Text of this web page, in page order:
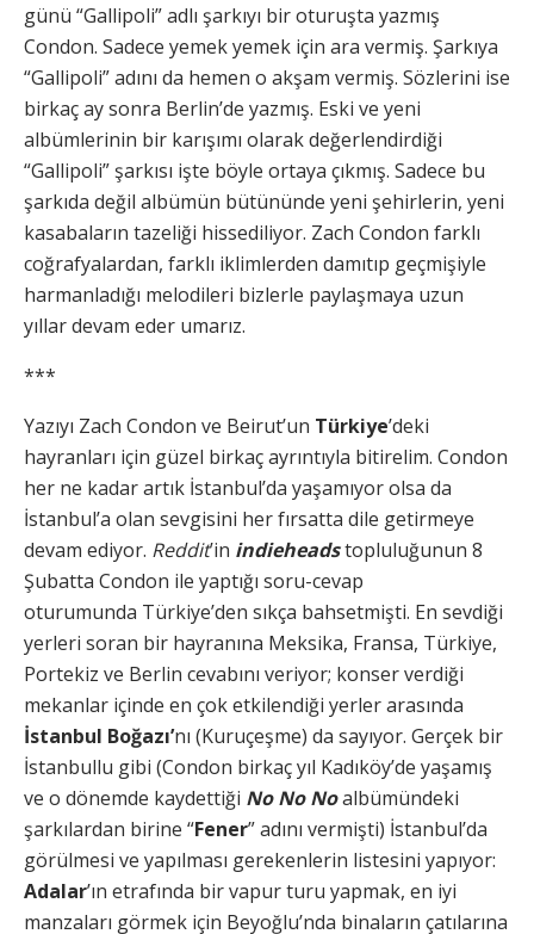
günü “Gallipoli” adlı şarkıyı bir oturuşta yazmış
Condon. Sadece yemek yemek için ara vermiş. Şarkıya
“Gallipoli” adını da hemen o akşam vermiş. Sözlerini ise
birkaç ay sonra Berlin’de yazmış. Eski ve yeni
albümlerinin bir karışımı olarak değerlendirdiği
“Gallipoli” şarkısı işte böyle ortaya çıkmış. Sadece bu
şarkıda değil albümün bütününde yeni şehirlerin, yeni
kasabaların tazeliği hissediliyor. Zach Condon farklı
coğrafyalardan, farklı iklimlerden damıtıp geçmişiyle
harmanladığı melodileri bizlerle paylaşmaya uzun
yıllar devam eder umarız.
***
Yazıyı Zach Condon ve Beirut’un Türkiye’deki
hayranları için güzel birkaç ayrıntıyla bitirelim. Condon
her ne kadar artık İstanbul’da yaşamıyor olsa da
İstanbul’a olan sevgisini her fırsatta dile getirmeye
devam ediyor. Reddit’in indieheadstopluluğunun 8
Şubatta Condon ile yaptığı soru-cevap
oturumunda Türkiye’den sıkça bahsetmişti. En sevdiği
yerleri soran bir hayranına Meksika, Fransa, Türkiye,
Portekiz ve Berlin cevabını veriyor; konser verdiği
mekanlar içinde en çok etkilendiği yerler arasında
İstanbul Boğazı’nı (Kuruçeşme) da sayıyor. Gerçek bir
İstanbullu gibi (Condon birkaç yıl Kadıköy’de yaşamış
ve o dönemde kaydettiği No No Noalbümündeki
şarkılardan birine “Fener” adını vermişti) İstanbul’da
görülmesi ve yapılması gerekenlerin listesini yapıyor:
Adalar’ın etrafında bir vapur turu yapmak, en iyi
manzaları görmek için Beyoğlu’nda binaların çatılarına